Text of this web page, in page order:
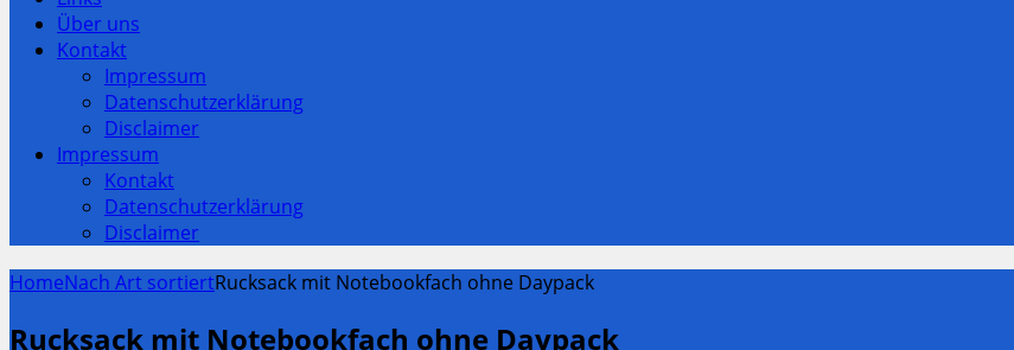
Über uns
Kontakt
Impressum
Datenschutzerklärung
Disclaimer
Impressum
Kontakt
Datenschutzerklärung
Disclaimer
HomeNach Art sortiertRucksack mit Notebookfach ohne Daypack
Rucksack mit Notebookfach ohne Daypack